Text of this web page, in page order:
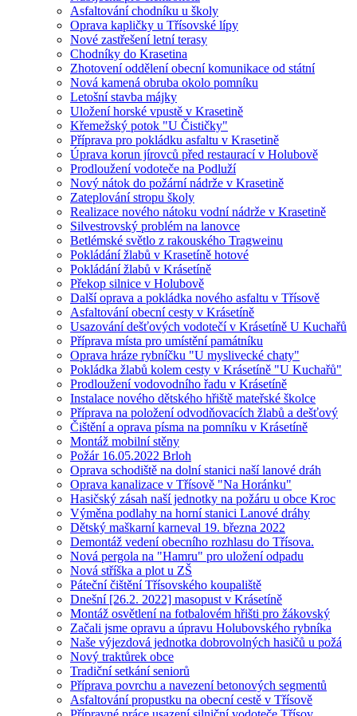
Asfaltování chodníku u školy
Oprava kapličky u Třísovské lípy
Nové zastřešení letní terasy
Chodníky do Krasetina
Zhotovení oddělení obecní komunikace od státní
Nová kamená obruba okolo pomníku
Letošní stavba májky
Uložení horské vpustě v Krasetině
Křemežský potok "U Čističky"
Příprava pro pokládku asfaltu v Krasetině
Úprava korun jírovců před restaurací v Holubově
Prodloužení vodoteče na Podluží
Nový nátok do požární nádrže v Krasetině
Zateplování stropu školy
Realizace nového nátoku vodní nádrže v Krasetině
Silvestrovský problém na lanovce
Betlémské světlo z rakouského Tragweinu
Pokládání žlabů v Krasetíně hotové
Pokládání žlabů v Krásetíně
Překop silnice v Holubově
Další oprava a pokládka nového asfaltu v Třísově
Asfaltování obecní cesty v Krásetíně
Usazování dešťových vodotečí v Krásetíně U Kuchařů
Příprava místa pro umístění památníku
Oprava hráze rybníčku "U myslivecké chaty"
Pokládka žlabů kolem cesty v Krásetíně "U Kuchařů"
Prodloužení vodovodního řadu v Krásetíně
Instalace nového dětského hřiště mateřské školce
Příprava na položení odvodňovacích žlabů a dešťový
Čištění a oprava písma na pomníku v Krásetíně
Montáž mobilní stěny
Požár 16.05.2022 Brloh
Oprava schodiště na dolní stanici naší lanové dráh
Oprava kanalizace v Třísově "Na Horánku"
Hasičský zásah naší jednotky na požáru u obce Kroc
Výměna podlahy na horní stanici Lanové dráhy
Dětský maškarní karneval 19. března 2022
Demontáž vedení obecního rozhlasu do Třísova.
Nová pergola na "Hamru" pro uložení odpadu
Nová stříška a plot u ZŠ
Páteční čištění Třísovského koupaliště
Dnešní [26.2. 2022] masopust v Krásetíně
Montáž osvětlení na fotbalovém hřišti pro žákovský
Začali jsme opravu a úpravu Holubovského rybníka
Naše výjezdová jednotka dobrovolných hasičů u požá
Nový traktůrek obce
Tradiční setkání seniorů
Příprava povrchu a navezení betonových segmentů
Asfaltování propustku na obecní cestě v Třísově